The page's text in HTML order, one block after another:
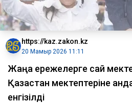
https://kaz.zakon.kz
20 Мамыр 2026 11:11
Жаңа ережелерге сай
Қазақстан мектептеріне
енгізілді